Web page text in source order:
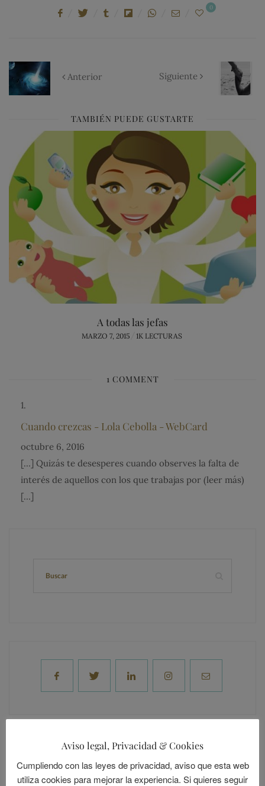
0
Anterior Siguiente
TAMBIÉN PUEDE GUSTARTE
A todas las jefas
POSTED
MARZO 7, 2015 1K LECTURAS
1 COMMENT
Cuando crezcas - Lola Cebolla - WebCard
octubre 6, 2016
[…] Quizás te desesperes cuando observes la falta de
interés de aquellos con los que trabajas por (leer más)
[…]
SOMOS LO QUE APRENDEMOS
Aviso legal, Privacidad & Cookies
Cumpliendo con las leyes de privacidad, aviso que esta web
utiliza cookies para mejorar la experiencia. Si quieres seguir